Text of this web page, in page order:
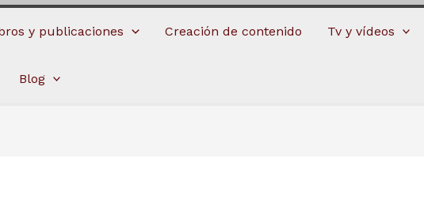
y publicaciones Creación de contenido Tv y vídeos
Blog